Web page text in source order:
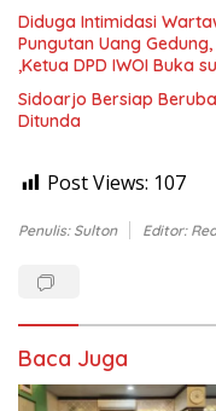
Diduga Intimidasi
Pungutan Uang
,Ketua DPD IWOI Buka
Sidoarjo Bersiap
Ditunda
Post Views: 107
Penulis: Sulton Editor:
Baca Juga